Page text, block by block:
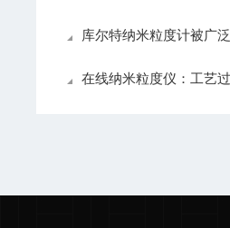
库尔特纳米粒度计被广泛应用于
在线纳米粒度仪：工艺过程中的实时颗粒